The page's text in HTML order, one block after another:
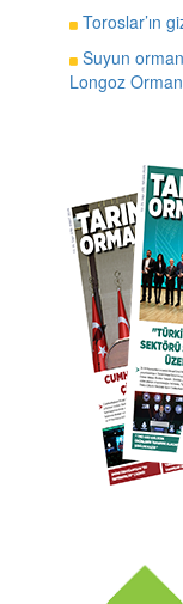
Toroslar’ın
Suyun
Longoz